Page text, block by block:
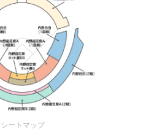
シートマップ